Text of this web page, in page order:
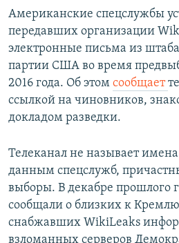
Все сайты РСЕ/РС
Американские спецслужбы
передавших организации
электронные письма из
партии США во время
2016 года. Об этом сообщает
ссылкой на чиновников,
докладом разведки.
Телеканал не называет
данным спецслужб,
выборы. В декабре прошлого
сообщали о близких к
снабжавших WikiLeaks
взломанных серверов